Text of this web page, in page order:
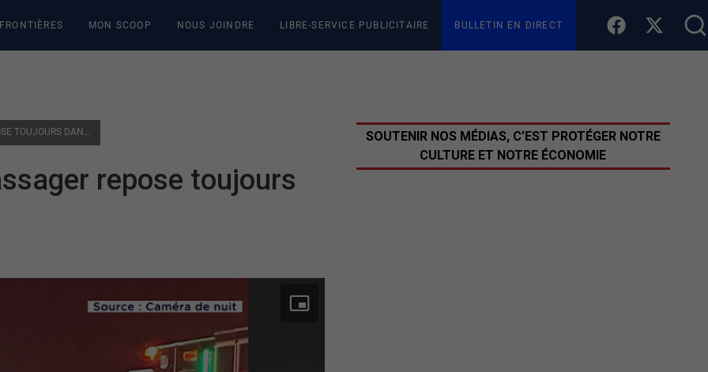
MON SCOOP NOUS JOINDRE LIBRE-SERVICE PUBLICITAIRE BULLETIN EN DIRECT
ACCIDENT SUR LA 50 | LE PASSAGER REPOSE TOUJOURS DANS UN ÉTAT CRITIQUE
repose toujours
SOUTENIR NOS MÉDIAS, C’EST PROTÉGER NOTRE
CULTURE ET NOTRE ÉCONOMIE